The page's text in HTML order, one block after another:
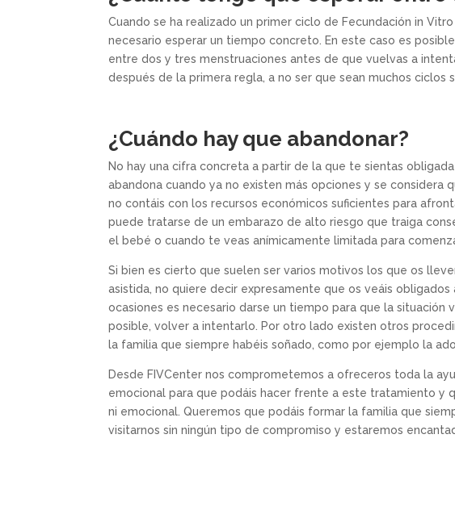
Cuando se ha realizado un primer ciclo de Fecundación in
necesario esperar un tiempo concreto. En este caso es
entre dos y tres menstruaciones antes de que vuelvas a
después de la primera regla, a no ser que sean muchos ciclos
¿Cuándo hay que abandonar?
No hay una cifra concreta a partir de la que te sientas
abandona cuando ya no existen más opciones y se considera
no contáis con los recursos económicos suficientes para
puede tratarse de un embarazo de alto riesgo que traiga
el bebé o cuando te veas anímicamente limitada para
Si bien es cierto que suelen ser varios motivos los que os
asistida, no quiere decir expresamente que os veáis
ocasiones es necesario darse un tiempo para que la situación
posible, volver a intentarlo. Por otro lado existen otros
la familia que siempre habéis soñado, como por ejemplo la
Desde FIVCenter nos comprometemos a ofreceros toda la
emocional para que podáis hacer frente a este tratamiento y
ni emocional. Queremos que podáis formar la familia que
visitarnos sin ningún tipo de compromiso y estaremos